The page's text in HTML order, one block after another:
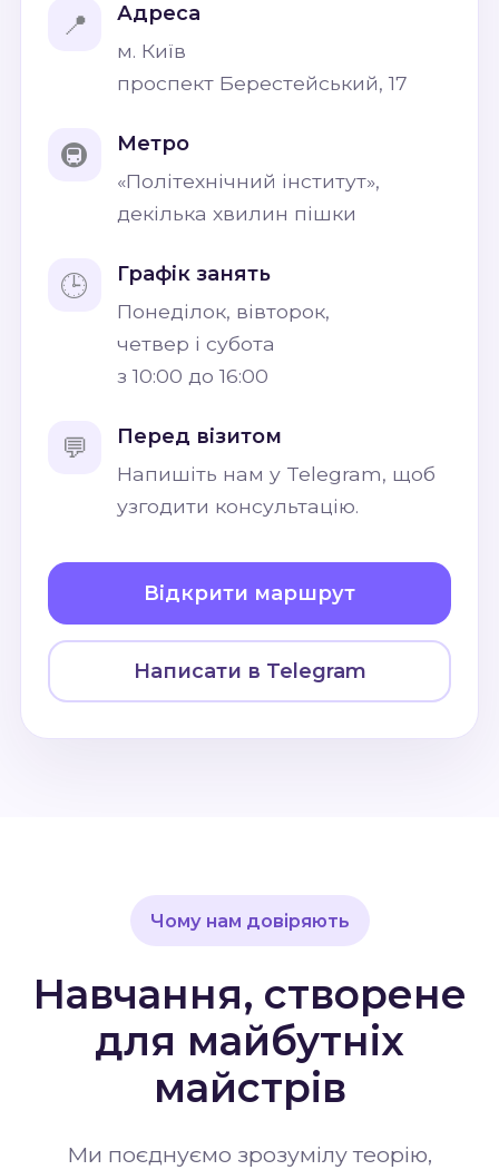
📍 Адреса
м. Київ
проспект Берестейський, 17
🚇 Метро
«Політехнічний інститут»,
декілька хвилин пішки
🕒 Графік занять
Понеділок, вівторок,
четвер і субота
з 10:00 до 16:00
💬 Перед візитом
Напишіть нам у Telegram, щоб
узгодити консультацію.
Відкрити маршрут
Написати в Telegram
Чому нам довіряють
Навчання, створене
для майбутніх
майстрів
Ми поєднуємо зрозумілу теорію,